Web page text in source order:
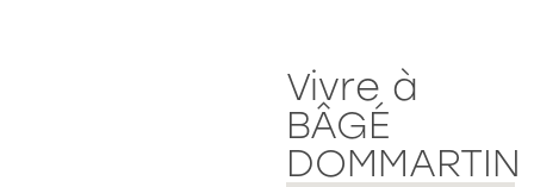
Vivre à
BÂGÉ
DOMMARTIN